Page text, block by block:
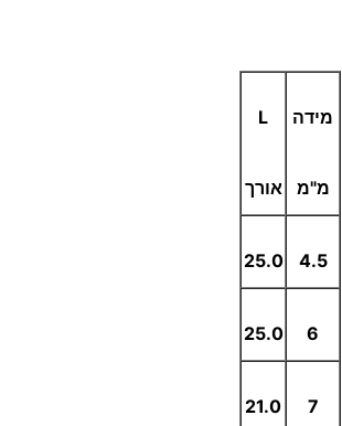
מידה
מ"מ
L
אורך
4.5
25.0
6
25.0
7
21.0